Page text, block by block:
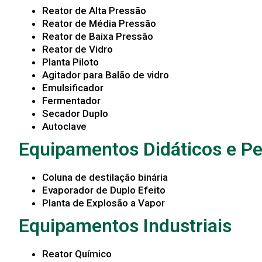
Reator de Alta Pressão
Reator de Média Pressão
Reator de Baixa Pressão
Reator de Vidro
Planta Piloto
Agitador para Balão de vidro
Emulsificador
Fermentador
Secador Duplo
Autoclave
Equipamentos Didáticos e
Coluna de destilação binária
Evaporador de Duplo Efeito
Planta de Explosão a Vapor
Equipamentos Industriais
Reator Químico